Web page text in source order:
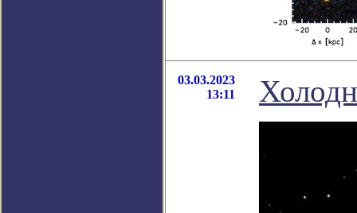
03.03.2023
13:11